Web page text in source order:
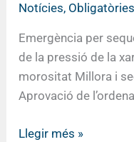
Notícies, Obligatòries
Emergència per
de la pressió de la
morositat Millora i
Aprovació de
Llegir més »